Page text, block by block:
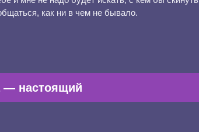
как ни в чем не бывало.
— настоящий